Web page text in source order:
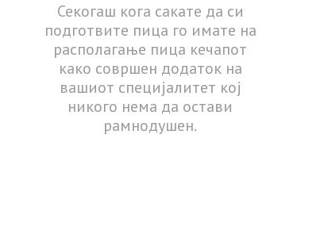
Секогаш кога сакате да си
подготвите пица го имате на
располагање пица кечапот
како совршен додаток на
вашиот специјалитет кој
никого нема да остави
рамнодушен.